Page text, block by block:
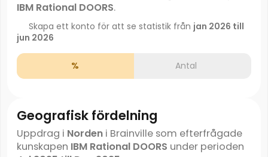
IBM Rational DOORS.
Skapa ett konto för att se statistik från jan 2026 till
jun 2026
% Antal
Geografisk fördelning
Uppdrag i Nordeni Brainville som efterfrågade
kunskapen IBM Rational DOORS under perioden